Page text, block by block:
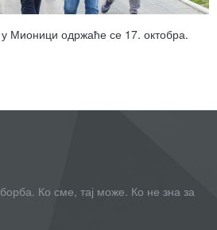
Мионици одржаће се 17. октобра.
Ко сме, тај може. Ко не зна за